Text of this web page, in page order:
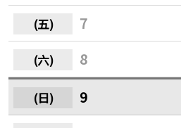
7
8
9